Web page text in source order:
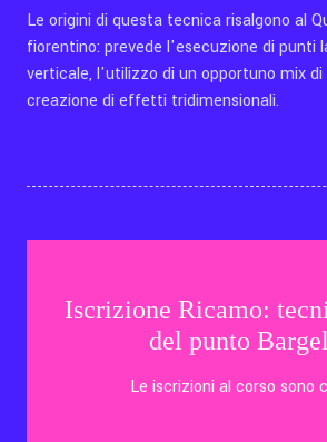
Le origini di questa tecnica risalgono al
fiorentino: prevede l'esecuzione di punti
verticale, l'utilizzo di un opportuno mix
creazione di effetti tridimensionali.
Iscrizione Ricamo:
del punto
Le iscrizioni al corso sono